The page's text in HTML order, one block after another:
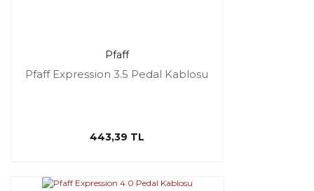
Pfaff
Pfaff Expression 3.5 Pedal Kablosu
443,39 TL